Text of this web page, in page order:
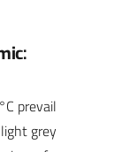
prevail
grey